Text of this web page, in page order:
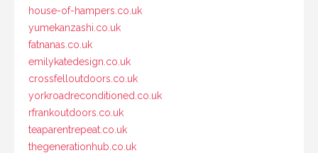
house-of-hampers.co.uk
yumekanzashi.co.uk
fatnanas.co.uk
emilykatedesign.co.uk
crossfelloutdoors.co.uk
yorkroadreconditioned.co.uk
rfrankoutdoors.co.uk
teaparentrepeat.co.uk
thegenerationhub.co.uk